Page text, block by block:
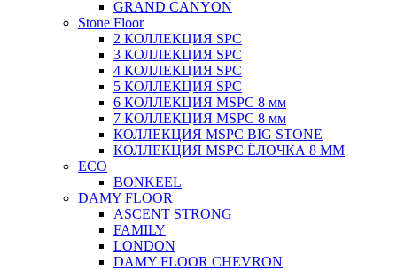
GRAND CANYON
Stone Floor
2 КОЛЛЕКЦИЯ SPC
3 КОЛЛЕКЦИЯ SPC
4 КОЛЛЕКЦИЯ SPC
5 КОЛЛЕКЦИЯ SPC
6 КОЛЛЕКЦИЯ MSPC 8 мм
7 КОЛЛЕКЦИЯ MSPC 8 мм
КОЛЛЕКЦИЯ MSPC BIG STONE
КОЛЛЕКЦИЯ MSPC ЁЛОЧКА 8 ММ
ECO
BONKEEL
DAMY FLOOR
ASCENT STRONG
FAMILY
LONDON
DAMY FLOOR CHEVRON